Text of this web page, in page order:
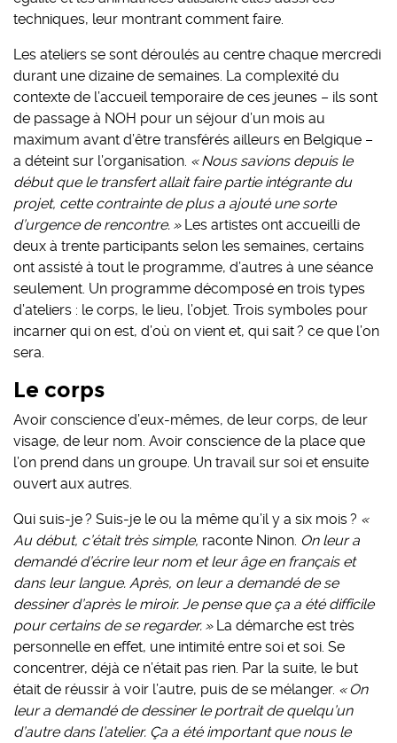
techniques, leur montrant comment faire.
Les ateliers se sont déroulés au centre chaque mercredi
durant une dizaine de semaines. La complexité du
contexte de l’accueil temporaire de ces jeunes – ils sont
de passage à NOH pour un séjour d’un mois au
maximum avant d’être transférés ailleurs en Belgique –
a déteint sur l’organisation. «Nous savions depuis le
début que le transfert allait faire partie intégrante du
projet, cette contrainte de plus a ajouté une sorte
d’urgence de rencontre. » Les artistes ont accueilli de
deux à trente participants selon les semaines, certains
ont assisté à tout le programme, d’autres à une séance
seulement. Un programme décomposé en trois types
d’ateliers : le corps, le lieu, l’objet. Trois symboles pour
incarner qui on est, d’où on vient et, qui sait ? ce que l’on
sera.
Le corps
Avoir conscience d’eux-mêmes, de leur corps, de leur
visage, de leur nom. Avoir conscience de la place que
l’on prend dans un groupe. Un travail sur soi et ensuite
ouvert aux autres.
Qui suis-je ? Suis-je le ou la même qu’il y a six mois ? «
Au début, c’était très simple, raconte Ninon. On leur a
demandé d’écrire leur nom et leur âge en français et
dans leur langue. Après, on leur a demandé de se
dessiner d’après le miroir. Je pense que ça a été difficile
pour certains de se regarder. »La démarche est très
personnelle en effet, une intimité entre soi et soi. Se
concentrer, déjà ce n’était pas rien. Par la suite, le but
était de réussir à voir l’autre, puis de se mélanger. « On
leur a demandé de dessiner le portrait de quelqu’un
d’autre dans l’atelier. Ça a été important que nous le